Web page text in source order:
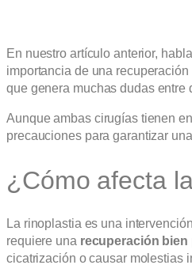
En nuestro artículo anterior,
importancia de una
que genera muchas dudas
Aunque ambas cirugías tienen
precauciones para garantizar
¿Cómo afecta
La rinoplastia es una
requiere una recuperación bien
cicatrización o causar molestias